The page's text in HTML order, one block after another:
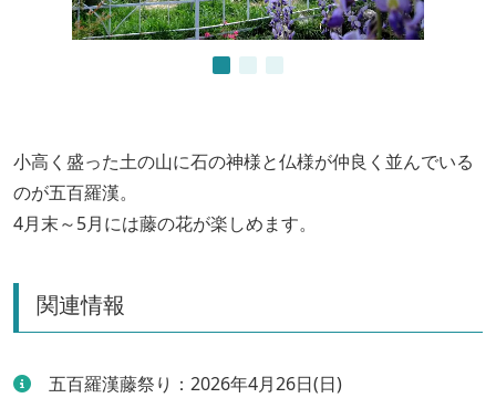
小高く盛った土の山に石の神様と仏様が仲良く並んでいる
のが五百羅漢。
4月末～5月には藤の花が楽しめます。
関連情報
五百羅漢藤祭り：2026年4月26日(日)